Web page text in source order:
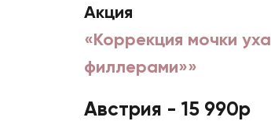
Акция
«Коррекция мочки уха
филлерами»»
Австрия - 15 990р